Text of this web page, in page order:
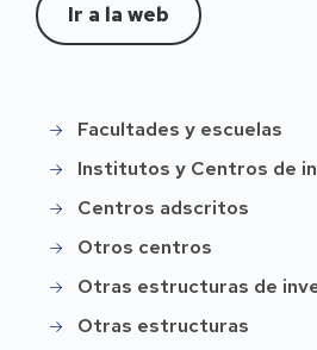
Ir a la web
Instittución
Facultades y escuelas
Institutos y Centros de
Centros adscritos
Otros centros
Otras estructuras de
Otras estructuras